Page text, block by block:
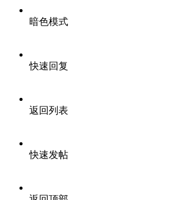
暗色模式
快速回复
返回列表
快速发帖